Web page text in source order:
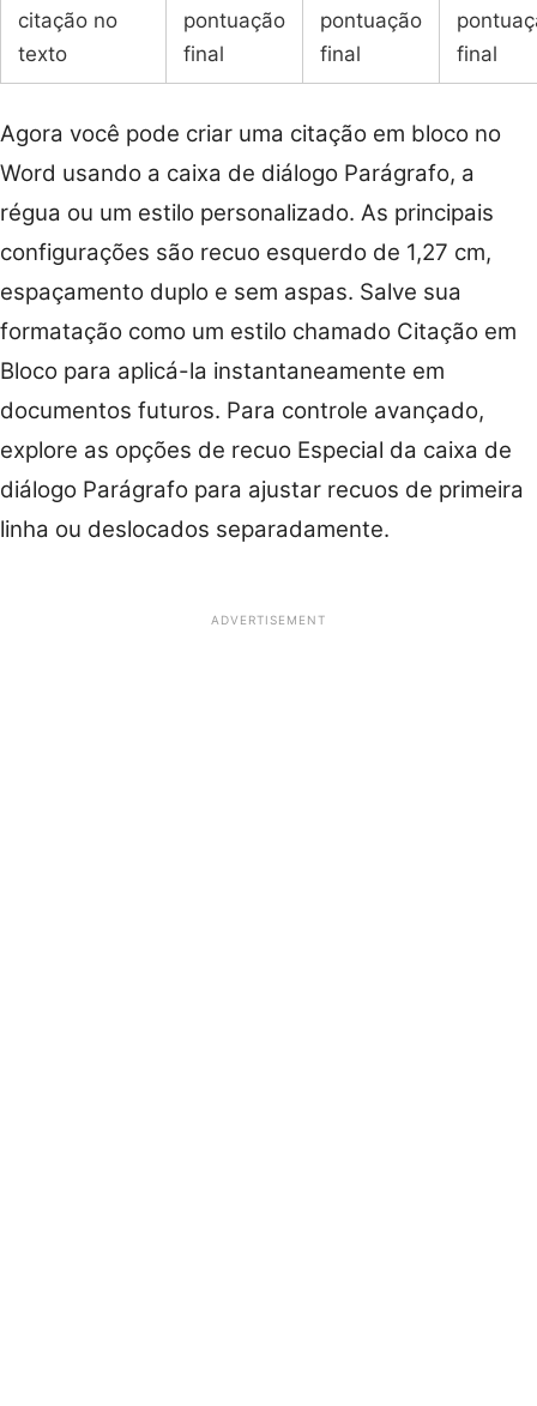
citação no
texto
pontuação
final
pontuação
final
final
Agora você pode criar uma citação em bloco no
Word usando a caixa de diálogo Parágrafo, a
régua ou um estilo personalizado. As principais
configurações são recuo esquerdo de 1,27 cm,
espaçamento duplo e sem aspas. Salve sua
formatação como um estilo chamado Citação em
Bloco para aplicá-la instantaneamente em
documentos futuros. Para controle avançado,
explore as opções de recuo Especial da caixa de
diálogo Parágrafo para ajustar recuos de primeira
linha ou deslocados separadamente.
ADVERTISEMENT